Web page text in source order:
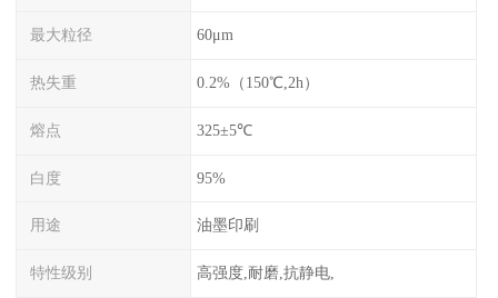
最大粒径 60μm
热失重 0.2%（150℃,2h）
熔点 325±5℃
白度 95%
用途 油墨印刷
特性级别 高强度,耐磨,抗静电,